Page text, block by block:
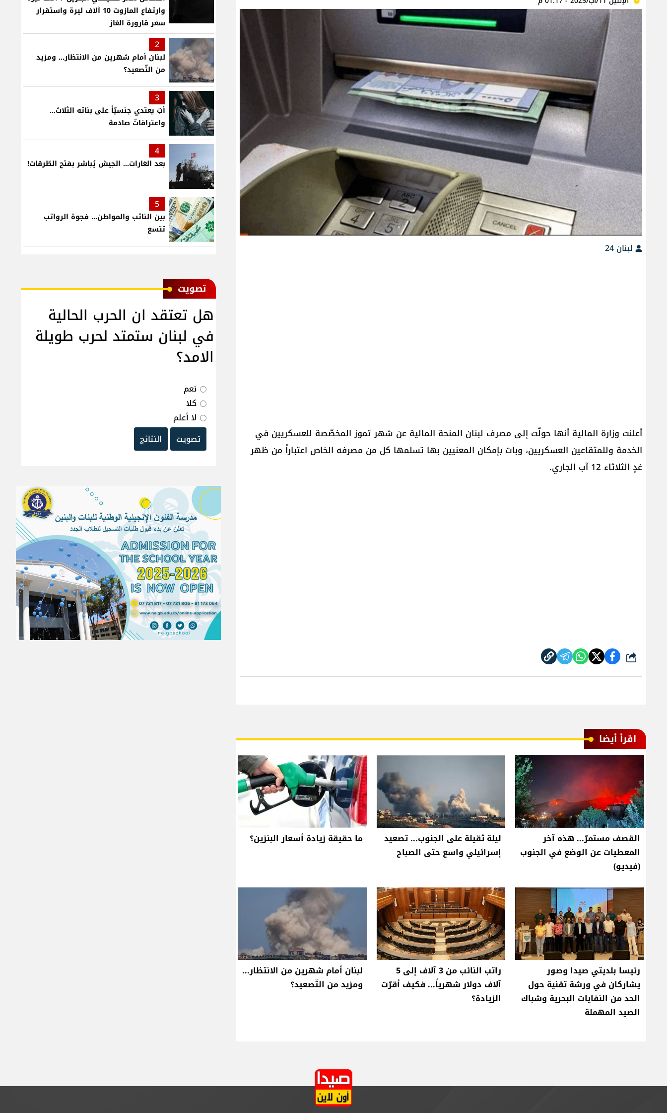
لبنان 24
أعلنت وزارة المالية أنها حولّت إلى مصرف لبنان المنحة المالية عن شهر تموز المخصّصة للعسكريين في
الخدمة وللمتقاعين العسكريين، وبات بإمكان المعنيين بها تسلمها كل من مصرفه الخاص اعتباراً من ظهر
غدٍ الثلاثاء 12 آب الجاري.
شارك
اقرأ أيضا
القصف مستمرّ... هذه آخر
المعطيات عن الوضع في الجنوب
(فيديو)
ليلة ثقيلة على الجنوب... تصعيد
إسرائيلي واسع حتى الصباح
ما حقيقة زيادة أسعار البنزين؟
رئيسا بلديتي صيدا وصور
يشاركان في ورشة تقنية حول
الحد من النفايات البحرية وشباك
الصيد المهملة
راتب النائب من 3 آلاف إلى 5
آلاف دولار شهرياً... فكيف أقرّت
الزيادة؟
لبنان أمام شهرين من الانتظار...
ومزيد من التّصعيد؟
وارتفاع المازوت 10 آلاف ليرة واستقرار
سعر قارورة الغاز
2
لبنان أمام شهرين من الانتظار... ومزيد
من التّصعيد؟
3
أبٌ يعتدي جنسيّاً على بناته الثلاث…
واعترافاتٌ صادمة
4
بعد الغارات... الجيش يُباشر بفتح الطّرقات!
5
بين النائب والمواطن... فجوة الرواتب
تتسع
ﺗﺼﻮﻳﺖ
هل تعتقد ان الحرب الحالية
في لبنان ستمتد لحرب طويلة
الامد؟
نعم
كلا
لا أعلم
تصويت
النتائج